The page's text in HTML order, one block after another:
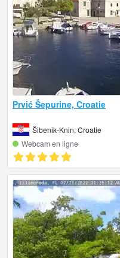
Prvić Šepurine, Croatie
Šibenik-Knin, Croatie
Webcam en ligne